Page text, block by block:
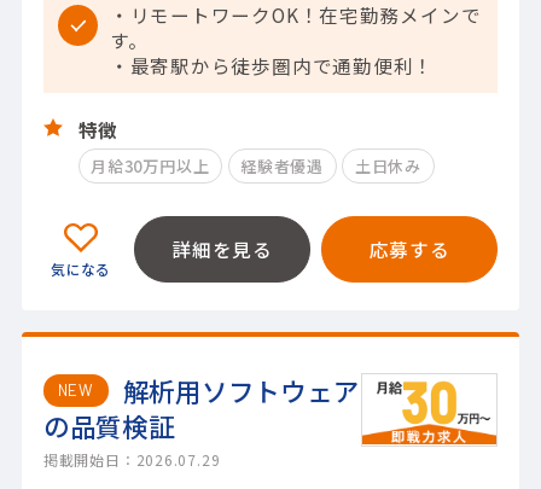
・リモートワークOK！在宅勤務メインで
す。
・最寄駅から徒歩圏内で通勤便利！
特徴
月給30万円以上 経験者優遇 土日休み
詳細を見る 応募する
NEW
解析用ソフトウェア
の品質検証
掲載開始日：2026.07.29